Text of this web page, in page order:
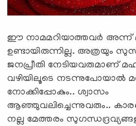
ഈ നാമമറിയാത്തവര്‍ അന്ന്
ഉണ്ടായിരുന്നില്ല. അത്രയും
ജനപ്രീതി നേടിയവരുമാണ്
വഴിയിലൂടെ നടന്നുപോയാല്‍
നോക്കിപ്പോകും.. ശ്വാസം
ആഞ്ഞുവലിച്ചെന്നുവരും..
നല്ല മേത്തരം